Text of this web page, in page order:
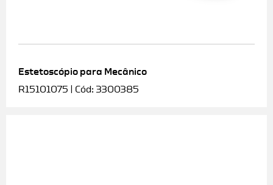
Estetoscópio para Mecânico
R15101075 | Cód: 3300385